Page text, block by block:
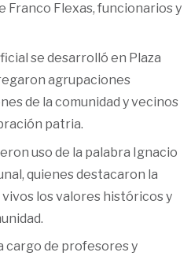
Flexas, funcionarios y
se desarrolló en Plaza
agrupaciones
de la comunidad y vecinos
patria.
uso de la palabra Ignacio
quienes destacaron la
los valores históricos y
cargo de profesores y